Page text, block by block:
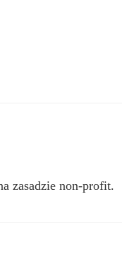
zasadzie non-profit.